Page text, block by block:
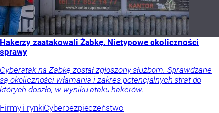
Hakerzy zaatakowali Żabkę. Nietypowe okoliczności
sprawy
Cyberatak na Żabkę został zgłoszony służbom. Sprawdzane
są okoliczności włamania i zakres potencjalnych strat do
których doszło, w wyniku ataku hakerów.
Firmy i rynkiCyberbezpieczeństwo